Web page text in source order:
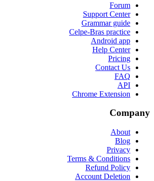
Forum
Support Center
Grammar guide
Celpe-Bras practice
Android app
Help Center
Pricing
Contact Us
FAQ
API
Chrome Extension
Company
About
Blog
Privacy
Terms & Conditions
Refund Policy
Account Deletion